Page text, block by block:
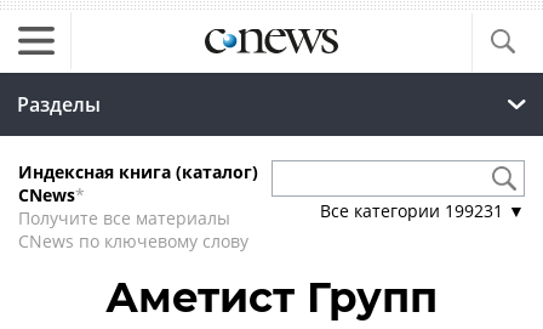
Разделы
Индексная книга (каталог)
CNews*
Получите все материалы
CNews по ключевому слову
Все категории 199231 ▼
Аметист Групп